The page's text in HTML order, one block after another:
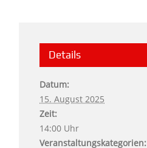
Details
Datum:
15. August 2025
Zeit:
14:00 Uhr
Veranstaltungskategorien: